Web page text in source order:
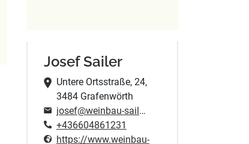
Josef Sailer
Untere Ortsstraße, 24,
3484 Grafenwörth
josef@weinbau-sailer.com
+436604861231
https://www.weinbau-